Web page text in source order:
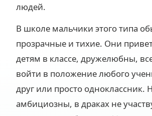
людей.
В школе мальчики этого типа
прозрачные и тихие. Они
детям в классе, дружелюбны,
войти в положение любого
друг или просто одноклассник.
амбициозны, в драках не